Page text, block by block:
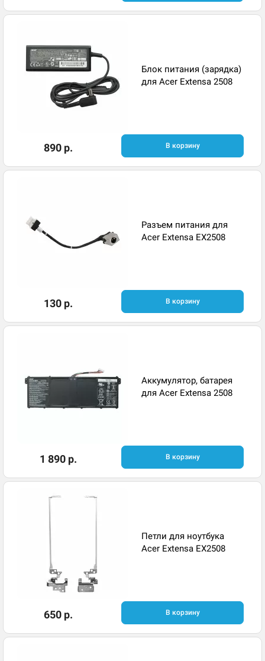
Блок питания (зарядка)
для Acer Extensa 2508
890 р. В корзину
Разъем питания для
Acer Extensa EX2508
130 р. В корзину
Аккумулятор, батарея
для Acer Extensa 2508
1 890 р. В корзину
Петли для ноутбука
Acer Extensa EX2508
650 р. В корзину